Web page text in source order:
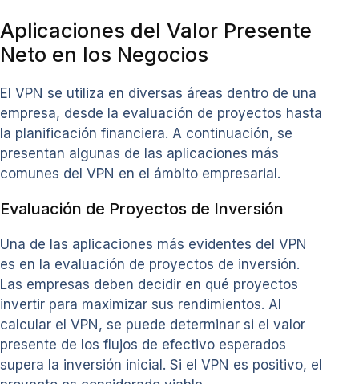
Aplicaciones del Valor Presente
Neto en los Negocios
El VPN se utiliza en diversas áreas dentro de una
empresa, desde la evaluación de proyectos hasta
la planificación financiera. A continuación, se
presentan algunas de las aplicaciones más
comunes del VPN en el ámbito empresarial.
Evaluación de Proyectos de Inversión
Una de las aplicaciones más evidentes del VPN
es en la evaluación de proyectos de inversión.
Las empresas deben decidir en qué proyectos
invertir para maximizar sus rendimientos. Al
calcular el VPN, se puede determinar si el valor
presente de los flujos de efectivo esperados
supera la inversión inicial. Si el VPN es positivo, el